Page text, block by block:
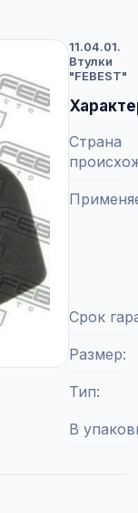
11.04.01.
Втулки
"FEBEST"
Страна
Срок
Размер
Тип
В